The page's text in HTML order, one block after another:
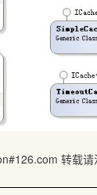
转载请